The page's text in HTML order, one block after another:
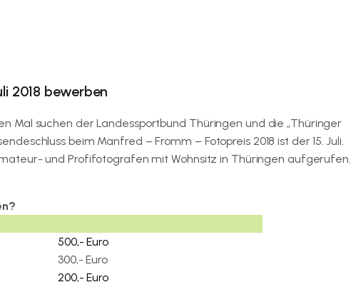
2018 bewerben
Mal suchen der Landessportbund Thüringen und die „Thüringer
beim Manfred – Fromm – Fotopreis 2018 ist der 15. Juli.
und Profifotografen mit Wohnsitz in Thüringen aufgerufen.
500,- Euro
300,- Euro
200,- Euro